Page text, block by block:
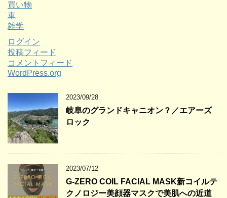
買い物
車
雑学
ログイン
投稿フィード
コメントフィード
WordPress.org
2023/09/28
岐阜のグランドキャニオン？／エアーズ
ロック
2023/07/12
G-ZERO COIL FACIAL MASK新コイルテ
クノロジー美顔器マスクで美肌への近道